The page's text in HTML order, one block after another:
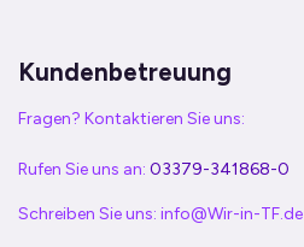
Kundenbetreuung
Fragen? Kontaktieren Sie uns:
Rufen Sie uns an: 03379-341868-0
Schreiben Sie uns: info@Wir-in-TF.de